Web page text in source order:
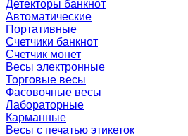
Детекторы банкнот
Автоматические
Портативные
Счетчики банкнот
Счетчик монет
Весы электронные
Торговые весы
Фасовочные весы
Лабораторные
Карманные
Весы с печатью этикеток